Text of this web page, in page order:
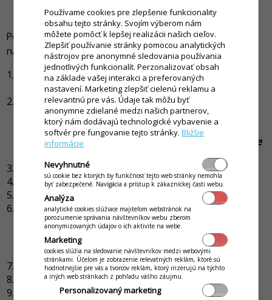
2. iKelp POS Mobile aplikácia pre Android
Po úspešnom nakonfigurovaní skenera je potrebné ho
nadefinovať v samotnej aplikácii POS Mobile.
SpustiteaplikáciuPOS Mobilena zariadení so
systémom Android.
Pripojte skener k zariadeniu a povoľte prístup
aplikácie k zariadeniu.
Pri otázkeAllow iKelp POS Mobile to access ...
aktivujte možnosť
Always open iKelp POS Mobile
Kliknite naNastavenia
Kliknite naPOS Manažér.
Prejdite naNastavenia
Z ponuky menu vybertePridať snímač
NastavteTyp snímača.
Vyberte zariadenie
zo zoznamu pripojených
zariadení kliknutím na ikonu
.
Kliknutím naHotovopotvrdíte pridanie zariadenia.
Kliknite naUložiť.
Predaj.
Používame cookies pre zlepšenie funkcionality
obsahu tejto stránky. Svojím výberom nám
môžete pomôcť k lepšej realizácii našich cieľov.
Zlepšiť používanie stránky pomocou analytických
nástrojov pre anonymné sledovania používania
jednotlivých funkcionalít. Perzonalizovať obsah
na základe vašej interakci a preferovaných
nastavení. Marketing zlepšiť cielenú reklamu a
relevantnú pre vás. Údaje tak môžu byť
anonymne zdielané medzi našich partnerov,
ktorý nám dodávajú technologické vybavenie a
softvér pre fungovanie tejto stránky.Bližšie
informácie
Nevyhnutné
sú cookie bez ktorých by funkčnosť tejto web stránky nemohla
byť zabezpečené. Navigácia a prístup k zákazníckej časti webu.
Analýza
analytické cookies slúžiace majiteľom webstránok na
porozumenie správania návštevníkov webu zberom
anonymizovaných údajov o ich aktivite na webe.
Marketing
cookies slúžia na sledovanie návštevníkov medzi webovými
stránkami. Účelom je zobrazenie relevatných reklám, ktoré sú
hodnotnejšie pre vás a tvorcov reklám, ktorý inzerujú na týchto
a iných web stránkach z pohľadu vášho záujmu.
Personalizovaný marketing